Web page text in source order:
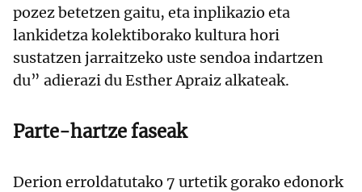
pozez betetzen gaitu, eta inplikazio eta
lankidetza kolektiborako kultura hori
sustatzen jarraitzeko uste sendoa indartzen
du” adierazi du Esther Apraiz alkateak.
Parte-hartze faseak
Derion erroldatutako 7 urtetik gorako edonork